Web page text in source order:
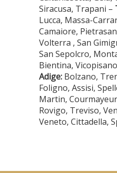
Siracusa, Trapani –
Lucca, Massa-
Camaiore,
Volterra , San
San Sepolcro,
Bientina,
Adige:Bolzano,
Foligno, Assisi,
Martin,
Rovigo, Treviso,
Veneto, Cittadella,